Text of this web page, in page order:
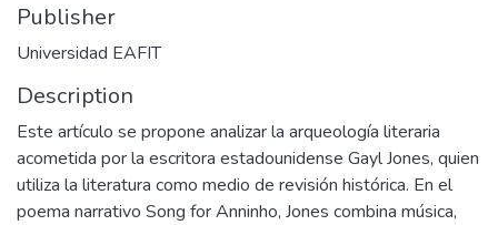
Publisher
Universidad EAFIT
Description
Este artículo se propone analizar la arqueología literaria
acometida por la escritora estadounidense Gayl Jones, quien
utiliza la literatura como medio de revisión histórica. En el
poema narrativo Song for Anninho, Jones combina música,